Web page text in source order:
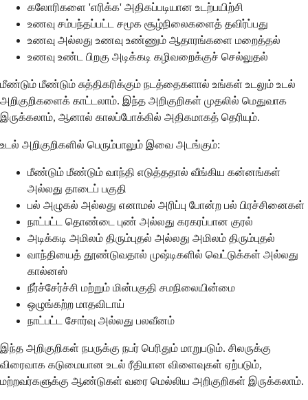
கலோரிகளை 'எரிக்க' அதிகப்படியான உடற்பயிற்சி
உணவு சம்பந்தப்பட்ட சமூக சூழ்நிலைகளைத் தவிர்ப்பது
உணவு அல்லது உணவு உண்ணும் ஆதாரங்களை மறைத்தல்
உணவு உண்ட பிறகு அடிக்கடி கழிவறைக்குச் செல்லுதல்
மீண்டும் மீண்டும் சுத்திகரிக்கும் நடத்தைகளால் உங்கள் உடலும் உடல்
அறிகுறிகளைக் காட்டலாம். இந்த அறிகுறிகள் முதலில் மெதுவாக
இருக்கலாம், ஆனால் காலப்போக்கில் அதிகமாகத் தெரியும்.
உடல் அறிகுறிகளில் பெரும்பாலும் இவை அடங்கும்:
மீண்டும் மீண்டும் வாந்தி எடுத்ததால் வீங்கிய கன்னங்கள்
அல்லது தாடைப் பகுதி
பல் அழுகல் அல்லது எனாமல் அரிப்பு போன்ற பல் பிரச்சினைகள்
நாட்பட்ட தொண்டை புண் அல்லது கரகரப்பான குரல்
அடிக்கடி அமிலம் திரும்புதல் அல்லது அமிலம் திரும்புதல்
வாந்தியைத் தூண்டுவதால் முஷ்டிகளில் வெட்டுக்கள் அல்லது
கால்னஸ்
நீர்ச்சேர்ச்சி மற்றும் மின்பகுதி சமநிலையின்மை
ஒழுங்கற்ற மாதவிடாய்
நாட்பட்ட சோர்வு அல்லது பலவீனம்
இந்த அறிகுறிகள் நபருக்கு நபர் பெரிதும் மாறுபடும். சிலருக்கு
விரைவாக கடுமையான உடல் ரீதியான விளைவுகள் ஏற்படும்,
மற்றவர்களுக்கு ஆண்டுகள் வரை மெல்லிய அறிகுறிகள் இருக்கலாம்.